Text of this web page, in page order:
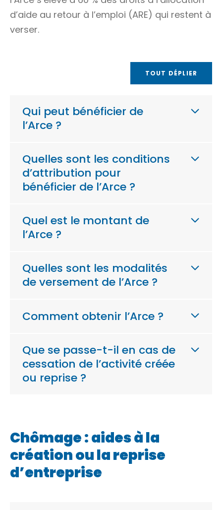
d’aide au retour à l’emploi (ARE) qui restent à
verser.
TOUT DÉPLIER
Qui peut bénéficier de
l’Arce ?
Quelles sont les conditions
d’attribution pour
bénéficier de l’Arce ?
Quel est le montant de
l’Arce ?
Quelles sont les modalités
de versement de l’Arce ?
Comment obtenir l’Arce ?
Que se passe-t-il en cas de
cessation de l’activité créée
ou reprise ?
Chômage : aides à la
création ou la reprise
d’entreprise